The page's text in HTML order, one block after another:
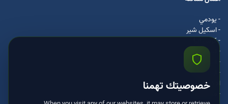
- يودمي
- اسکیل شیر
- كرس ايرا
- لیندا
- اسكيل سفت
- اوداسيتي
ادكس
- مستر كلس
خصوصيتك تهمنا